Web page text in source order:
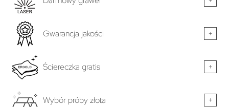
Gwarancja jakości +
Ściereczka gratis +
Wybór próby złota +